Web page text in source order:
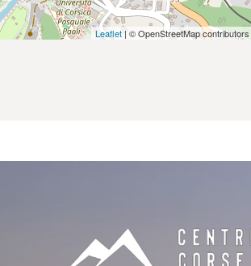
Leaflet| © OpenStreetMap contributors